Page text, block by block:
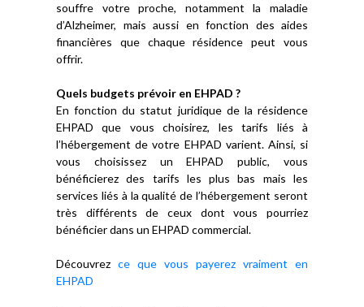
souffre votre proche, notamment la maladie
d’Alzheimer, mais aussi en fonction des aides
financières que chaque résidence peut vous
offrir.
Quels budgets prévoir en EHPAD ?
En fonction du statut juridique de la résidence
EHPAD que vous choisirez, les tarifs liés à
l’hébergement de votre EHPAD varient. Ainsi, si
vous choisissez un EHPAD public, vous
bénéficierez des tarifs les plus bas mais les
services liés à la qualité de l’hébergement seront
très différents de ceux dont vous pourriez
bénéficier dans un EHPAD commercial.
Découvrez ce que vous payerez vraiment en
EHPAD